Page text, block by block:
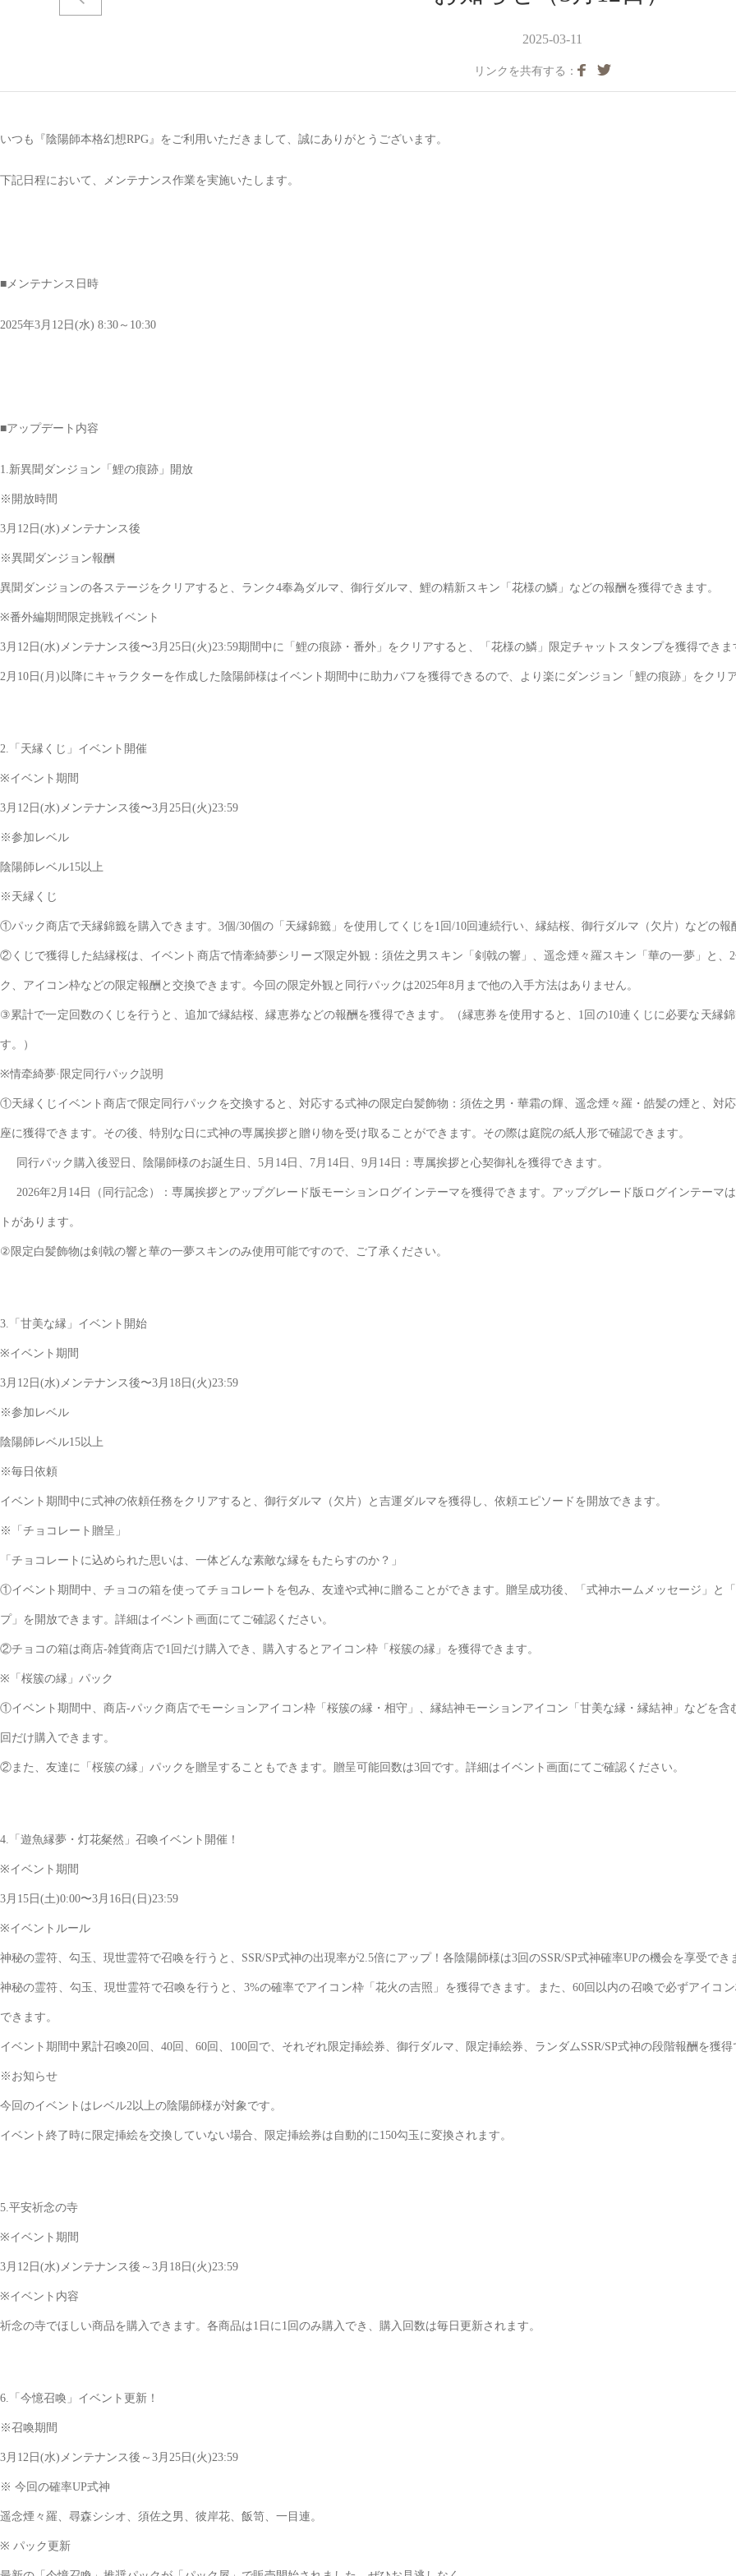
2025-03-11
リンクを共有する：
いつも『陰陽師本格幻想RPG』をご利用いただきまして、誠にありがとうございます。
下記日程において、メンテナンス作業を実施いたします。
■メンテナンス日時
2025年3月12日(水) 8:30～10:30
■アップデート内容
1.新異聞ダンジョン「鯉の痕跡」開放
※開放時間
3月12日(水)メンテナンス後
※異聞ダンジョン報酬
異聞ダンジョンの各ステージをクリアすると、ランク4奉為ダルマ、御行ダルマ、鯉の精新スキン「花様の鱗」などの報酬を獲得できます。
※番外編期間限定挑戦イベント
3月12日(水)メンテナンス後〜3月25日(火)23:59期間中に「鯉の痕跡・番外」をクリアすると、「花様の鱗」限定チャットスタンプを獲得できま
2月10日(月)以降にキャラクターを作成した陰陽師様はイベント期間中に助力バフを獲得できるので、より楽にダンジョン「鯉の痕跡」をクリア
2.「天縁くじ」イベント開催
※イベント期間
3月12日(水)メンテナンス後〜3月25日(火)23:59
※参加レベル
陰陽師レベル15以上
※天縁くじ
①パック商店で天縁錦籤を購入できます。3個/30個の「天縁錦籤」を使用してくじを1回/10回連続行い、縁結桜、御行ダルマ（欠片）などの報
②くじで獲得した結縁桜は、イベント商店で情牽綺夢シリーズ限定外観：須佐之男スキン「剣戟の響」、遥念煙々羅スキン「華の一夢」と、
ク、アイコン枠などの限定報酬と交換できます。今回の限定外観と同行パックは2025年8月まで他の入手方法はありません。
③累計で一定回数のくじを行うと、追加で縁結桜、縁恵券などの報酬を獲得できます。（縁恵券を使用すると、1回の10連くじに必要な天縁
す。）
※情牵綺夢·限定同行パック説明
①天縁くじイベント商店で限定同行パックを交換すると、対応する式神の限定白髪飾物：須佐之男・華霜の輝、遥念煙々羅・皓髪の煙と、対
座に獲得できます。その後、特別な日に式神の専属挨拶と贈り物を受け取ることができます。その際は庭院の紙人形で確認できます。
同行パック購入後翌日、陰陽師様のお誕生日、5月14日、7月14日、9月14日：専属挨拶と心契御礼を獲得できます。
2026年2月14日（同行記念）：専属挨拶とアップグレード版モーションログインテーマを獲得できます。アップグレード版ログインテーマ
トがあります。
②限定白髪飾物は剣戟の響と華の一夢スキンのみ使用可能ですので、ご了承ください。
3.「甘美な縁」イベント開始
※イベント期間
3月12日(水)メンテナンス後〜3月18日(火)23:59
※参加レベル
陰陽師レベル15以上
※毎日依頼
イベント期間中に式神の依頼任務をクリアすると、御行ダルマ（欠片）と吉運ダルマを獲得し、依頼エピソードを開放できます。
※「チョコレート贈呈」
「チョコレートに込められた思いは、一体どんな素敵な縁をもたらすのか？」
①イベント期間中、チョコの箱を使ってチョコレートを包み、友達や式神に贈ることができます。贈呈成功後、「式神ホームメッセージ」と
プ」を開放できます。詳細はイベント画面にてご確認ください。
②チョコの箱は商店-雑貨商店で1回だけ購入でき、購入するとアイコン枠「桜簇の縁」を獲得できます。
※「桜簇の縁」パック
①イベント期間中、商店-パック商店でモーションアイコン枠「桜簇の縁・相守」、縁結神モーションアイコン「甘美な縁・縁結神」などを含
回だけ購入できます。
②また、友達に「桜簇の縁」パックを贈呈することもできます。贈呈可能回数は3回です。詳細はイベント画面にてご確認ください。
4.「遊魚縁夢・灯花粲然」召喚イベント開催！
※イベント期間
3月15日(土)0:00〜3月16日(日)23:59
※イベントルール
神秘の霊符、勾玉、現世霊符で召喚を行うと、SSR/SP式神の出現率が2.5倍にアップ！各陰陽師様は3回のSSR/SP式神確率UPの機会を享受でき
神秘の霊符、勾玉、現世霊符で召喚を行うと、3%の確率でアイコン枠「花火の吉照」を獲得できます。また、60回以内の召喚で必ずアイコ
できます。
イベント期間中累計召喚20回、40回、60回、100回で、それぞれ限定挿絵券、御行ダルマ、限定挿絵券、ランダムSSR/SP式神の段階報酬を獲得
※お知らせ
今回のイベントはレベル2以上の陰陽師様が対象です。
イベント終了時に限定挿絵を交換していない場合、限定挿絵券は自動的に150勾玉に変換されます。
5.平安祈念の寺
※イベント期間
3月12日(水)メンテナンス後～3月18日(火)23:59
※イベント内容
祈念の寺でほしい商品を購入できます。各商品は1日に1回のみ購入でき、購入回数は毎日更新されます。
6.「今憶召喚」イベント更新！
※召喚期間
3月12日(水)メンテナンス後～3月25日(火)23:59
※ 今回の確率UP式神
遥念煙々羅、尋森シシオ、須佐之男、彼岸花、飯笥、一目連。
※ パック更新